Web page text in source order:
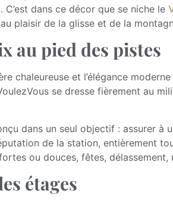
dans ce décor que se niche le
plaisir de la glisse et de la
au pied des pistes
chaleureuse et l’élégance
se dresse fièrement au
dans un seul objectif : assurer à
de la station, entièrement
ou douces, fêtes,
étages